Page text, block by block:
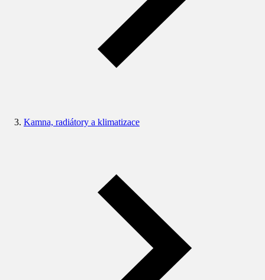
Kamna, radiátory a klimatizace